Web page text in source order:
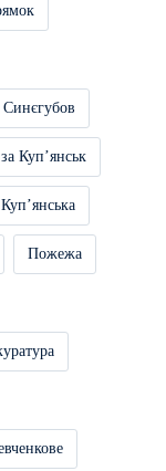
Купʼянськ
Пожежа